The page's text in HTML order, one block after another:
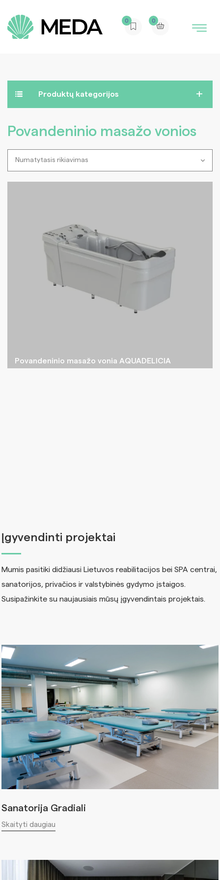
0 0
Produktų kategorijos
Povandeninio masažo vonios
Povandeninio masažo vonia AQUADELICIA
Įgyvendinti projektai
Mumis pasitiki didžiausi Lietuvos reabilitacijos bei SPA centrai,
sanatorijos, privačios ir valstybinės gydymo įstaigos.
Susipažinkite su naujausiais mūsų įgyvendintais projektais.
Sanatorija Gradiali
Skaityti daugiau